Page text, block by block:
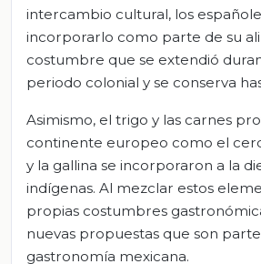
intercambio cultural, los
incorporarlo como parte de su
costumbre que se extendió
periodo colonial y se conserva
Asimismo, el trigo y las carnes
continente europeo como el
y la gallina se incorporaron a la
indígenas. Al mezclar estos
propias costumbres
nuevas propuestas que son
gastronomía mexicana.